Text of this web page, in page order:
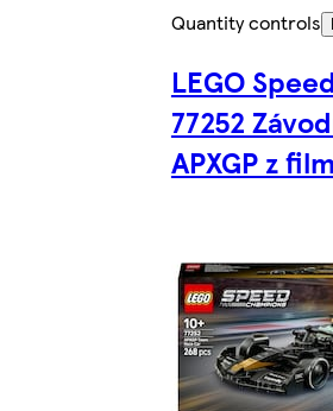
Quantity controls
LEGO
77252
APXGP z